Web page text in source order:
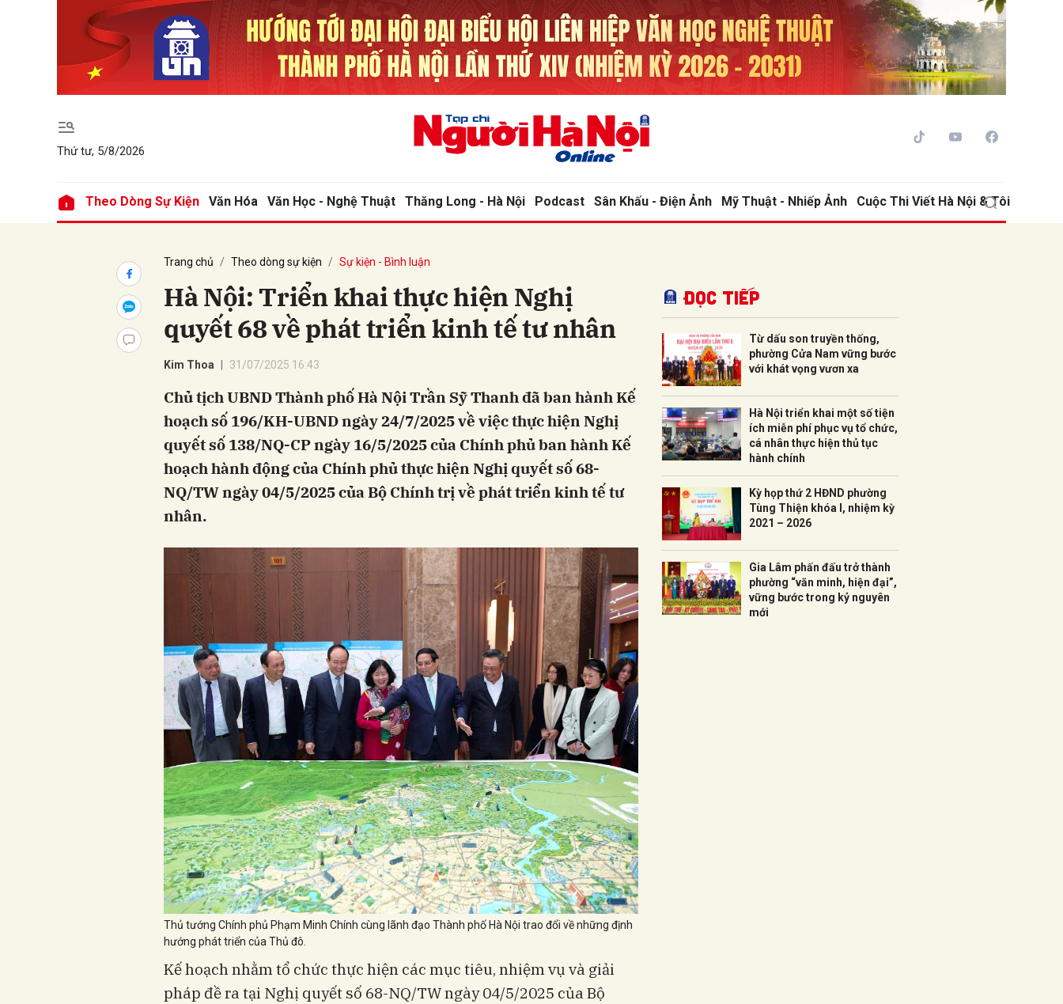
Thứ tư, 5/8/2026
Theo Dòng Sự Kiện Văn Hóa Văn Học - Nghệ Thuật Thăng Long - Hà Nội Podcast Sân Khấu - Điện Ảnh Mỹ Thuật - Nhiếp Ảnh Cuộc Thi Viết Hà Nội & Tôi
Trang chủ Theo dòng sự kiện Sự kiện - Bình luận
Hà Nội: Triển khai thực hiện Nghị
quyết 68 về phát triển kinh tế tư nhân
Kim Thoa 31/07/2025 16:43
Chủ tịch UBND Thành phố Hà Nội Trần Sỹ Thanh đã ban hành Kế
hoạch số 196/KH-UBND ngày 24/7/2025 về việc thực hiện Nghị
quyết số 138/NQ-CP ngày 16/5/2025 của Chính phủ ban hành Kế
hoạch hành động của Chính phủ thực hiện Nghị quyết số 68-
NQ/TW ngày 04/5/2025 của Bộ Chính trị về phát triển kinh tế tư
nhân.
Thủ tướng Chính phủ Phạm Minh Chính cùng lãnh đạo Thành phố Hà Nội trao đổi về những định
hướng phát triển của Thủ đô.
Kế hoạch nhằm tổ chức thực hiện các mục tiêu, nhiệm vụ và giải
pháp đề ra tại Nghị quyết số 68-NQ/TW ngày 04/5/2025 của Bộ
Đọc tiếp
Từ dấu son truyền thống,
phường Cửa Nam vững bước
với khát vọng vươn xa
Hà Nội triển khai một số tiện
ích miễn phí phục vụ tổ chức,
cá nhân thực hiện thủ tục
hành chính
Kỳ họp thứ 2 HĐND phường
Tùng Thiện khóa I, nhiệm kỳ
2021 – 2026
Gia Lâm phấn đấu trở thành
phường “văn minh, hiện đại”,
vững bước trong kỷ nguyên
mới
Gửi bình luận